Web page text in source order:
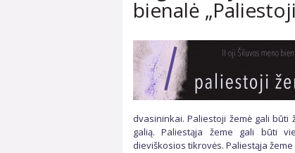
bienalė
dvasininkai. Paliestoji žemė gali
galią. Paliestąja žeme gali būti
dieviškosios tikrovės. Paliestąja